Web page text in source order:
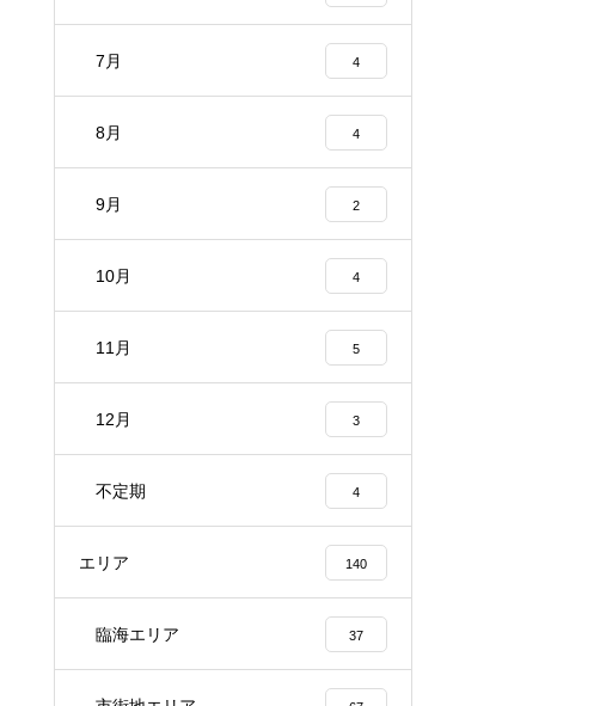
7月 4
8月 4
9月 2
10月 4
11月 5
12月 3
不定期 4
エリア 140
臨海エリア 37